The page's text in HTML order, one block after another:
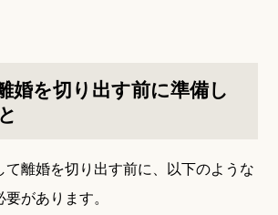
婚を切り出す前に準備し
て離婚を切り出す前に、以下のような
があります。